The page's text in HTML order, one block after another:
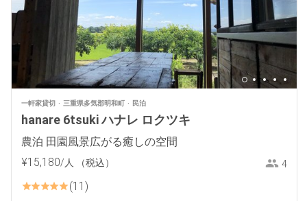
一軒家貸切 三重県多気郡明和町 民泊
hanare 6tsuki ハナレ ロクツキ
農泊 田園風景広がる癒しの空間
¥15,180/人 （税込） 4
11